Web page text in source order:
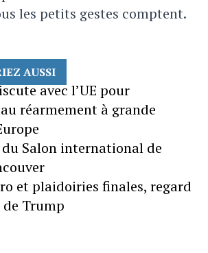
les petits gestes comptent.
AUSSI
avec l’UE pour
réarmement à grande
Salon international de
et plaidoiries finales, regard
de Trump